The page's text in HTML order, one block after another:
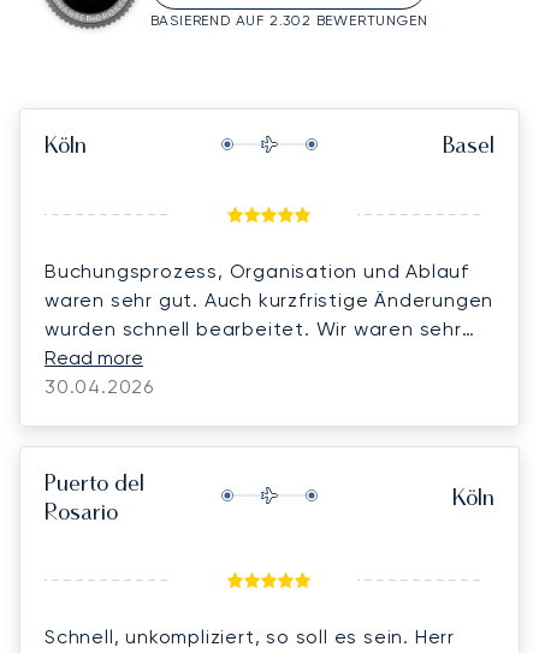
BASIEREND AUF 2.302 BEWERTUNGEN
Köln Basel
Buchungsprozess, Organisation und Ablauf
waren sehr gut. Auch kurzfristige Änderungen
wurden schnell bearbeitet. Wir waren sehr
zufrieden.
Read more
30.04.2026
Puerto del
Rosario
Köln
Schnell, unkompliziert, so soll es sein. Herr